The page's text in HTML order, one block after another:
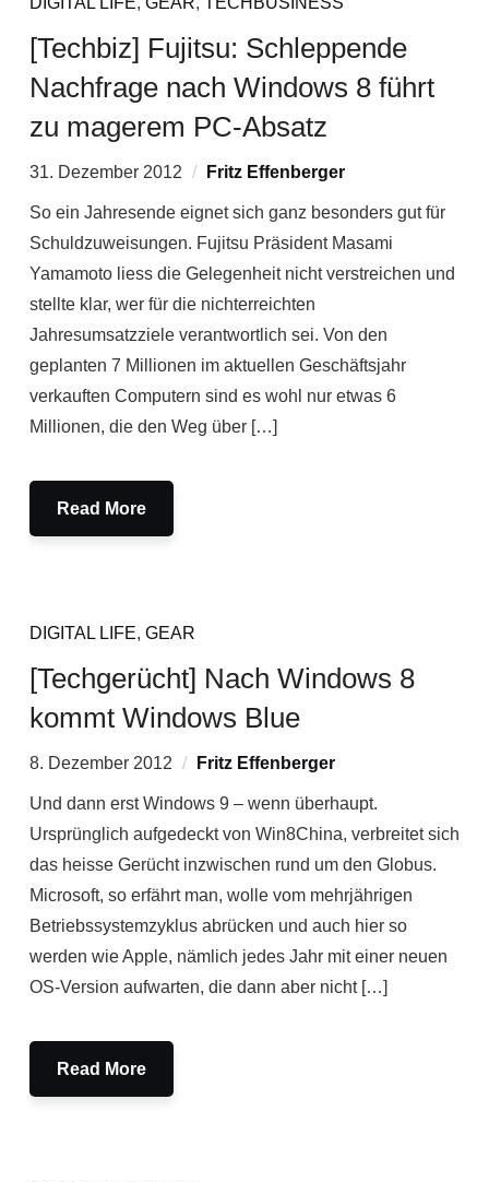
[Techbiz] Fujitsu: Schleppende
Nachfrage nach Windows 8 führt
zu magerem PC-Absatz
31. Dezember 2012 Fritz Effenberger
So ein Jahresende eignet sich ganz besonders gut für
Schuldzuweisungen. Fujitsu Präsident Masami
Yamamoto liess die Gelegenheit nicht verstreichen und
stellte klar, wer für die nichterreichten
Jahresumsatzziele verantwortlich sei. Von den
geplanten 7 Millionen im aktuellen Geschäftsjahr
verkauften Computern sind es wohl nur etwas 6
Millionen, die den Weg über […]
Read More
DIGITAL LIFE, GEAR
[Techgerücht] Nach Windows 8
kommt Windows Blue
8. Dezember 2012 Fritz Effenberger
Und dann erst Windows 9 – wenn überhaupt.
Ursprünglich aufgedeckt von Win8China, verbreitet sich
das heisse Gerücht inzwischen rund um den Globus.
Microsoft, so erfährt man, wolle vom mehrjährigen
Betriebssystemzyklus abrücken und auch hier so
werden wie Apple, nämlich jedes Jahr mit einer neuen
OS-Version aufwarten, die dann aber nicht […]
Read More